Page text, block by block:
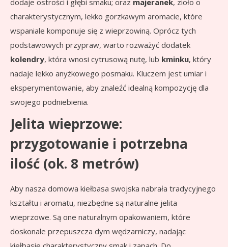
dodaje ostrości i głębi smaku; oraz majeranek, zioło o
charakterystycznym, lekko gorzkawym aromacie, które
wspaniale komponuje się z wieprzowiną. Oprócz tych
podstawowych przypraw, warto rozważyć dodatek
kolendry, która wnosi cytrusową nutę, lub kminku, który
nadaje lekko anyżkowego posmaku. Kluczem jest umiar i
eksperymentowanie, aby znaleźć idealną kompozycję dla
swojego podniebienia.
Jelita wieprzowe:
przygotowanie i potrzebna
ilość (ok. 8 metrów)
Aby nasza domowa kiełbasa swojska nabrała tradycyjnego
kształtu i aromatu, niezbędne są naturalne jelita
wieprzowe. Są one naturalnym opakowaniem, które
doskonale przepuszcza dym wędzarniczy, nadając